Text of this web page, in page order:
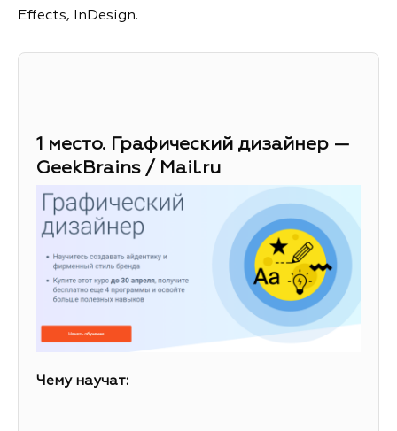
Effects, InDesign.
1 место. Графический дизайнер —
GeekBrains / Mail.ru
Чему научат: